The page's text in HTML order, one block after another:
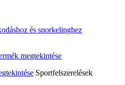
és snorkelinghez
Sportfelszerelések